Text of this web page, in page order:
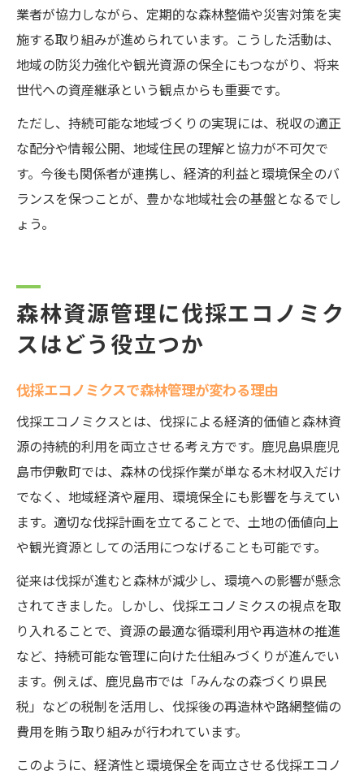
業者が協力しながら、定期的な森林整備や災害対策を実
施する取り組みが進められています。こうした活動は、
地域の防災力強化や観光資源の保全にもつながり、将来
世代への資産継承という観点からも重要です。
ただし、持続可能な地域づくりの実現には、税収の適正
な配分や情報公開、地域住民の理解と協力が不可欠で
す。今後も関係者が連携し、経済的利益と環境保全のバ
ランスを保つことが、豊かな地域社会の基盤となるでし
ょう。
森林資源管理に伐採エコノミク
スはどう役立つか
伐採エコノミクスで森林管理が変わる理由
伐採エコノミクスとは、伐採による経済的価値と森林資
源の持続的利用を両立させる考え方です。鹿児島県鹿児
島市伊敷町では、森林の伐採作業が単なる木材収入だけ
でなく、地域経済や雇用、環境保全にも影響を与えてい
ます。適切な伐採計画を立てることで、土地の価値向上
や観光資源としての活用につなげることも可能です。
従来は伐採が進むと森林が減少し、環境への影響が懸念
されてきました。しかし、伐採エコノミクスの視点を取
り入れることで、資源の最適な循環利用や再造林の推進
など、持続可能な管理に向けた仕組みづくりが進んでい
ます。例えば、鹿児島市では「みんなの森づくり県民
税」などの税制を活用し、伐採後の再造林や路網整備の
費用を賄う取り組みが行われています。
このように、経済性と環境保全を両立させる伐採エコノ